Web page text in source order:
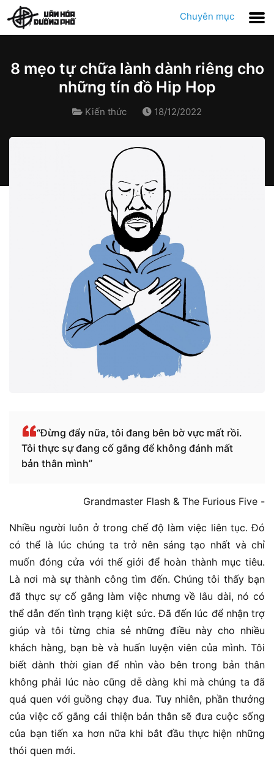
Chuyên mục
8 mẹo tự chữa lành dành riêng cho
những tín đồ Hip Hop
Kiến thức 18/12/2022
“Đừng đẩy nữa, tôi đang bên bờ vực mất rồi.
Tôi thực sự đang cố gắng để không đánh mất
bản thân mình”
Grandmaster Flash & The Furious Five -
Nhiều người luôn ở trong chế độ làm việc liên tục. Đó
có thể là lúc chúng ta trở nên sáng tạo nhất và chỉ
muốn đóng cửa với thế giới để hoàn thành mục tiêu.
Là nơi mà sự thành công tìm đến. Chúng tôi thấy bạn
đã thực sự cố gắng làm việc nhưng về lâu dài, nó có
thể dẫn đến tình trạng kiệt sức. Đã đến lúc để nhận trợ
giúp và tôi từng chia sẻ những điều này cho nhiều
khách hàng, bạn bè và huấn luyện viên của mình. Tôi
biết dành thời gian để nhìn vào bên trong bản thân
không phải lúc nào cũng dễ dàng khi mà chúng ta đã
quá quen với guồng chạy đua. Tuy nhiên, phần thưởng
của việc cố gắng cải thiện bản thân sẽ đưa cuộc sống
của bạn tiến xa hơn nữa khi bắt đầu thực hiện những
thói quen mới.